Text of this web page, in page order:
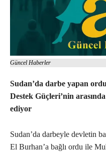
Güncel Haberler
Sudan’da darbe yapan
Destek Güçleri’nin
ediyor
Sudan’da darbeyle devletin
El Burhan’a bağlı ordu ile